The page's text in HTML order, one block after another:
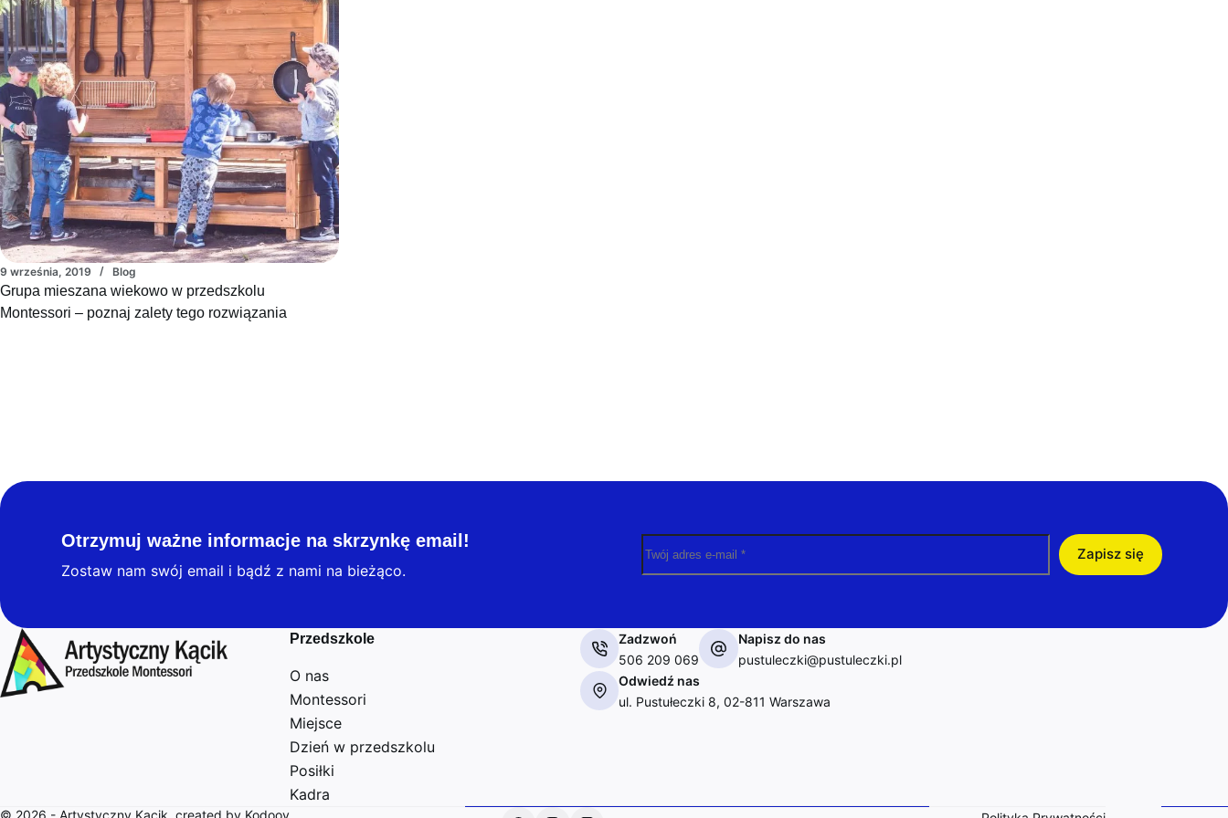
9 września, 2019 Blog
Grupa mieszana wiekowo w przedszkolu
Montessori – poznaj zalety tego rozwiązania
Otrzymuj ważne informacje na skrzynkę email!
Zostaw nam swój email i bądź z nami na bieżąco.
Zapisz się
Przedszkole
O nas
Montessori
Miejsce
Dzień w przedszkolu
Posiłki
Kadra
Zadzwoń
506 209 069
Napisz do nas
pustuleczki@pustuleczki.pl
Odwiedź nas
ul. Pustułeczki 8, 02-811 Warszawa
© 2026 - Artystyczny Kącik, created by Kodooy